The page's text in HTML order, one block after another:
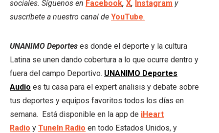
sociales. Síguenos en Facebook, X, Instagram y
suscríbete a nuestro canal de YouTube.
UNANIMO Deportes es donde el deporte y la cultura
Latina se unen dando cobertura a lo que ocurre dentro y
fuera del campo Deportivo. UNANIMO Deportes
Audio es tu casa para el expert analisis y debate sobre
tus deportes y equipos favoritos todos los días en
semana. Está disponible en la app de iHeart
Radio y TuneIn Radio en todo Estados Unidos, y